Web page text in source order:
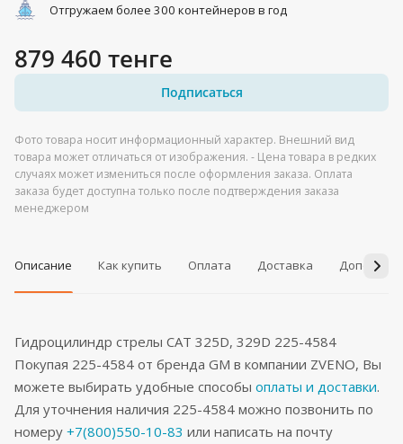
Отгружаем более 300 контейнеров в год
879 460 тенге
Подписаться
Фото товара носит информационный характер. Внешний вид
товара может отличаться от изображения. - Цена товара в редких
случаях может измениться после оформления заказа. Оплата
заказа будет доступна только после подтверждения заказа
менеджером
Описание Как купить Оплата Доставка
Гидроцилиндр стрелы CAT 325D, 329D 225-4584
Покупая 225-4584 от бренда GM в компании ZVENO, Вы
можете выбирать удобные способы оплаты и доставки.
Для уточнения наличия 225-4584 можно позвонить по
номеру +7(800)550-10-83 или написать на почту